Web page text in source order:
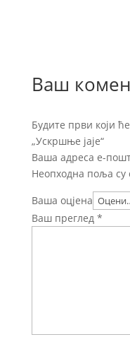
Ваш
Будите први који
„Ускршње јаје“
Ваша адреса е-
Неопходна поља су
Ваша оцјена
Ваш преглед *